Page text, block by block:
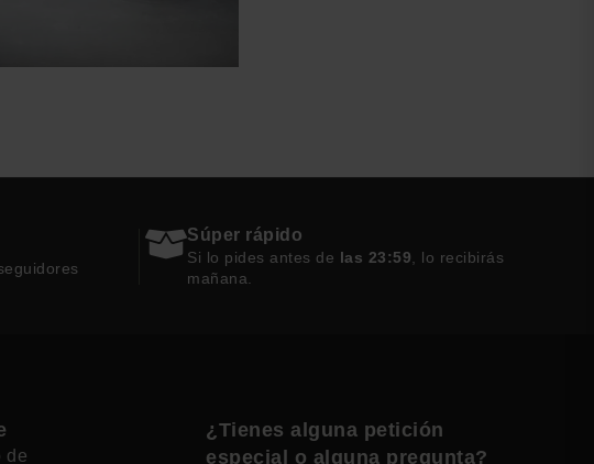
Súper rápido
Si lo pides antes de las 23:59, lo recibirás
mañana.
de
¿Tienes alguna petición
especial o alguna pregunta?